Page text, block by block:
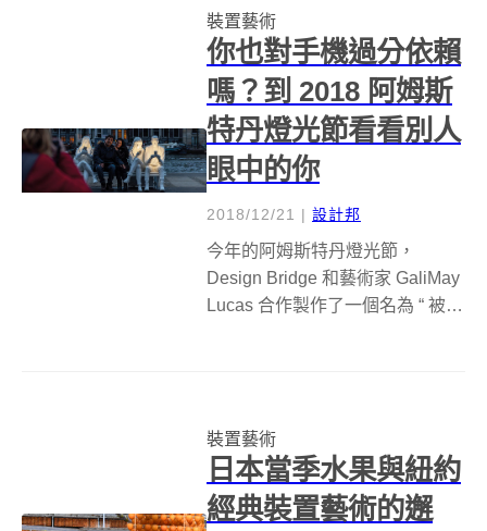
體驗；歷經一...
裝置藝術
你也對手機過分依賴
嗎？到 2018 阿姆斯
特丹燈光節看看別人
眼中的你
2018/12/21 | 設計邦
今年的阿姆斯特丹燈光節，
Design Bridge 和藝術家 GaliMay
Lucas 合作製作了一個名為 “ 被光
出，...
裝置藝術
日本當季水果與紐約
經典裝置藝術的邂